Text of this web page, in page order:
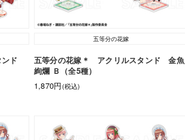
ンド
五等分の花嫁
五等分の花嫁＊ アクリルスタンド 金魚
絢爛 Ｂ（全5種）
1,870円(税込)